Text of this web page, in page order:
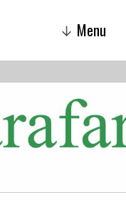
↓ Menu